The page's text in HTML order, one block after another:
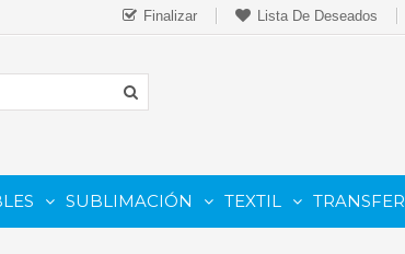
Finalizar Lista De Deseados
SUBLIMACIÓN TEXTIL TRANSFER